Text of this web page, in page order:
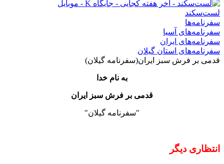
لست‌سکند
سفرنامه‌ها
سفرنامه‌های آسیا
سفرنامه‌های ایران
سفرنامه‌های استان گیلان
قدمی بر فرش سبز ایران(سفرنامه گیلان)
به نام خدا
قدمی بر فرش سبز ایران
"سفرنامه گیلان"
انتظاری دیگر